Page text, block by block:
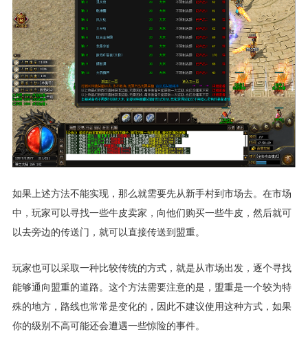
如果上述方法不能实现，那么就需要先从新手村到市场去。在市场
中，玩家可以寻找一些牛皮卖家，向他们购买一些牛皮，然后就可
以去旁边的传送门，就可以直接传送到盟重。
玩家也可以采取一种比较传统的方式，就是从市场出发，逐个寻找
能够通向盟重的道路。这个方法需要注意的是，盟重是一个较为特
殊的地方，路线也常常是变化的，因此不建议使用这种方式，如果
你的级别不高可能还会遭遇一些惊险的事件。